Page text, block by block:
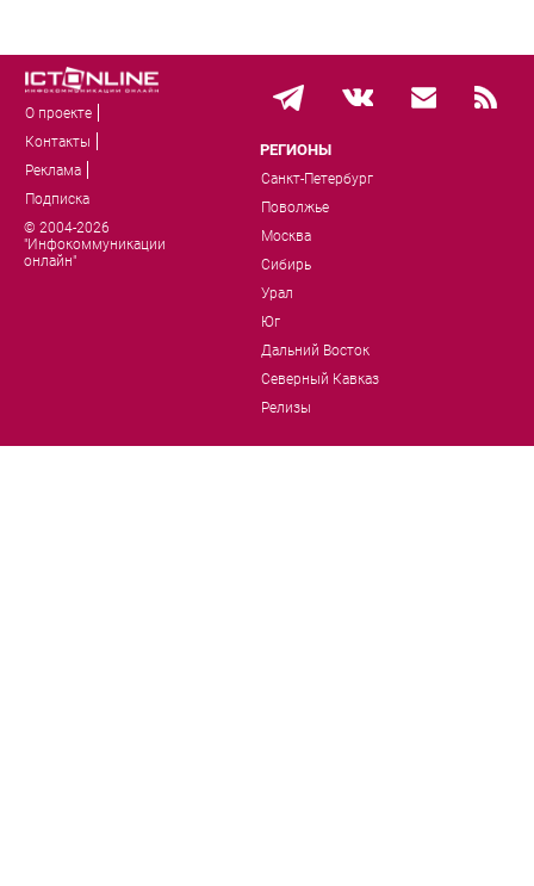
О проекте
Контакты
Реклама
Подписка
© 2004-2026
"Инфокоммуникации
онлайн"
РЕГИОНЫ
Санкт-Петербург
Поволжье
Москва
Сибирь
Урал
Юг
Дальний Восток
Северный Кавказ
Релизы